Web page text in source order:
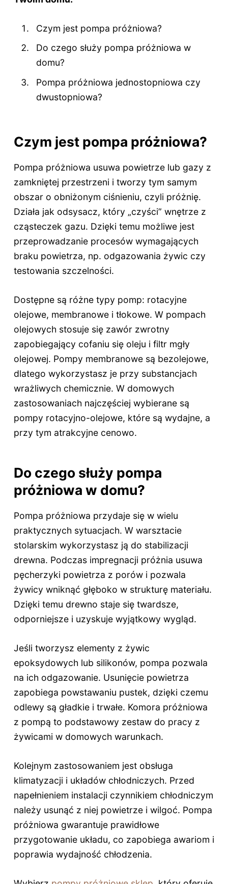
Czym jest pompa próżniowa?
Do czego służy pompa próżniowa w
domu?
Pompa próżniowa jednostopniowa czy
dwustopniowa?
Czym jest pompa próżniowa?
Pompa próżniowa usuwa powietrze lub gazy z
zamkniętej przestrzeni i tworzy tym samym
obszar o obniżonym ciśnieniu, czyli próżnię.
Działa jak odsysacz, który „czyści” wnętrze z
cząsteczek gazu. Dzięki temu możliwe jest
przeprowadzanie procesów wymagających
braku powietrza, np. odgazowania żywic czy
testowania szczelności.
Dostępne są różne typy pomp: rotacyjne
olejowe, membranowe i tłokowe. W pompach
olejowych stosuje się zawór zwrotny
zapobiegający cofaniu się oleju i filtr mgły
olejowej. Pompy membranowe są bezolejowe,
dlatego wykorzystasz je przy substancjach
wrażliwych chemicznie. W domowych
zastosowaniach najczęściej wybierane są
pompy rotacyjno-olejowe, które są wydajne, a
przy tym atrakcyjne cenowo.
Do czego służy pompa
próżniowa w domu?
Pompa próżniowa przydaje się w wielu
praktycznych sytuacjach. W warsztacie
stolarskim wykorzystasz ją do stabilizacji
drewna. Podczas impregnacji próżnia usuwa
pęcherzyki powietrza z porów i pozwala
żywicy wniknąć głęboko w strukturę materiału.
Dzięki temu drewno staje się twardsze,
odporniejsze i uzyskuje wyjątkowy wygląd.
Jeśli tworzysz elementy z żywic
epoksydowych lub silikonów, pompa pozwala
na ich odgazowanie. Usunięcie powietrza
zapobiega powstawaniu pustek, dzięki czemu
odlewy są gładkie i trwałe. Komora próżniowa
z pompą to podstawowy zestaw do pracy z
żywicami w domowych warunkach.
Kolejnym zastosowaniem jest obsługa
klimatyzacji i układów chłodniczych. Przed
napełnieniem instalacji czynnikiem chłodniczym
należy usunąć z niej powietrze i wilgoć. Pompa
próżniowa gwarantuje prawidłowe
przygotowanie układu, co zapobiega awariom i
poprawia wydajność chłodzenia.